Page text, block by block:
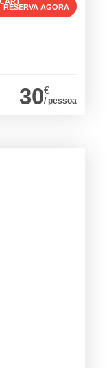
RESERVA AGORA
30€
/ pessoa